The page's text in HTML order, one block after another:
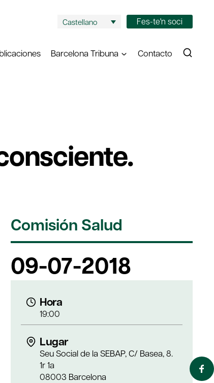
Castellano Fes-te'n soci
Barcelona Tribuna Contacto
Comisión Salud
09-07-2018
Hora
19:00
Lugar
Seu Social de la SEBAP, C/ Basea, 8.
1r 1a
08003 Barcelona